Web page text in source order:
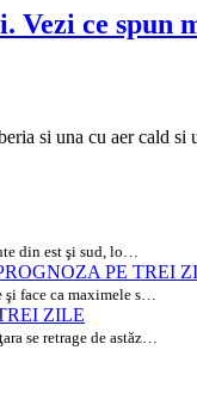
Vezi ce spun
si una cu aer cald
din est şi sud, lo…
PE TREI
şi face ca maximele s…
ZILE
se retrage de astăz…